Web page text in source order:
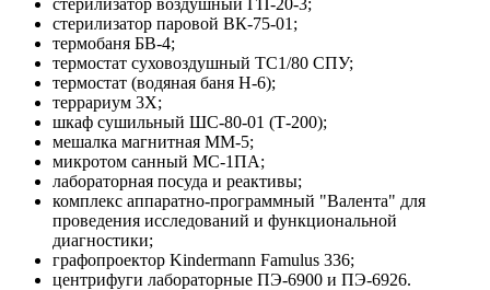
стерилизатор паровой ВК-75-01;
термобаня БВ-4;
термостат суховоздушный ТС1/80 СПУ;
термостат (водяная баня Н-6);
террариум 3Х;
шкаф сушильный ШС-80-01 (Т-200);
мешалка магнитная ММ-5;
микротом санный МС-1ПА;
лабораторная посуда и реактивы;
комплекс аппаратно-программный "Валента" для
проведения исследований и функциональной
диагностики;
графопроектор Kindermann Famulus 336;
центрифуги лабораторные ПЭ-6900 и ПЭ-6926.